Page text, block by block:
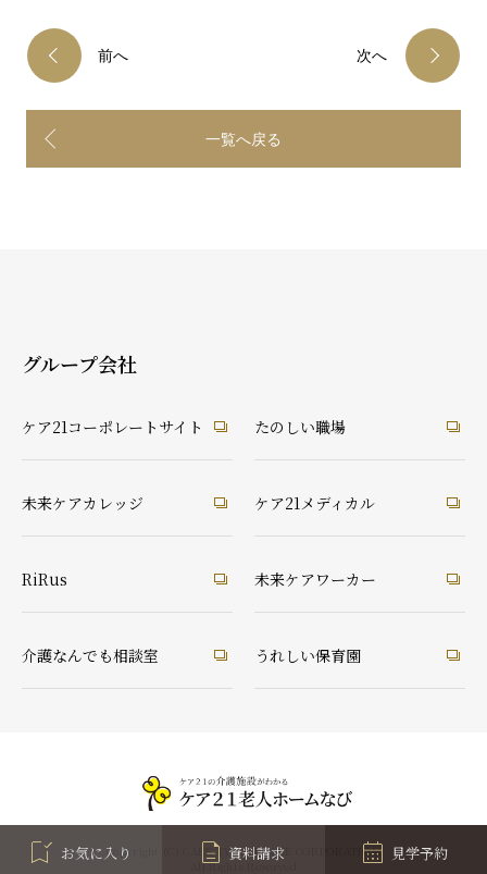
前へ
一覧へ戻る
次へ
グループ会社
ケア21コーポレートサイト たのしい職場
未来ケアカレッジ ケア21メディカル
RiRus 未来ケアワーカー
介護なんでも相談室 うれしい保育園
Copyright (C) CARE TWENTYONE CORPORATION
All Rights Reserved
お気に入り 資料請求 見学予約